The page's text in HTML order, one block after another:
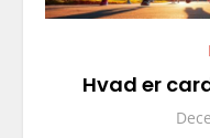
Hvad er